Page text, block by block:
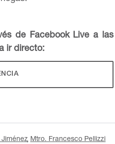
de Facebook Live a las
ir directo:
Mtro. Francesco Pellizzi